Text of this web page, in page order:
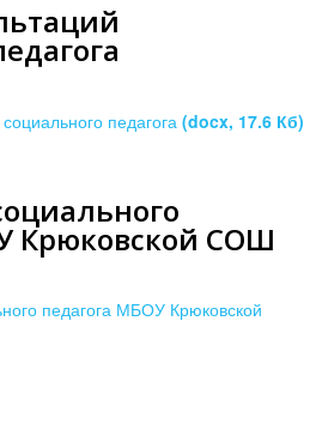
педагога (docx, 17.6 Кб)
Крюковской СОШ
педагога МБОУ Крюковской